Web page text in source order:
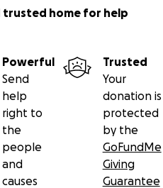
trusted home for help
Powerful
Send
help
right to
the
people
and
causes
Trusted
Your
donation is
protected
by the
GoFundMe
Giving
Guarantee